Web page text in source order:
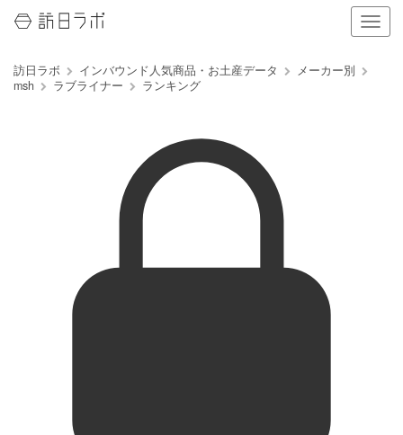
ナ
ビ
訪日ラボ インバウンド人気商品・お土産データ
メーカー別
msh
ラブライナー ランキング